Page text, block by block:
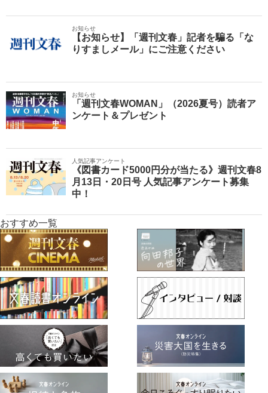
お知らせ
【お知らせ】「週刊文春」記者を騙る「な
りすましメール」にご注意ください
お知らせ
「週刊文春WOMAN」（2026夏号）読者ア
ンケート＆プレゼント
人気記事アンケート
《図書カード5000円分が当たる》週刊文春8
月13日・20日号 人気記事アンケート募集
中！
おすすめ一覧